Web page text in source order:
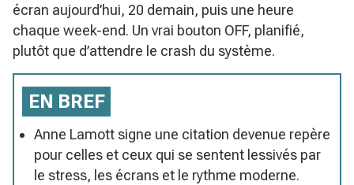
écran aujourd’hui, 20 demain, puis une heure
chaque week-end. Un vrai bouton OFF, planifié,
plutôt que d’attendre le crash du système.
EN BREF
Anne Lamott signe une citation devenue repère
pour celles et ceux qui se sentent lessivés par
le stress, les écrans et le rythme moderne.